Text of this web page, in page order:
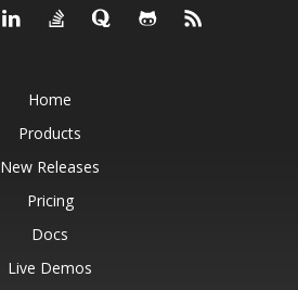
Home
Products
New Releases
Pricing
Docs
Live Demos